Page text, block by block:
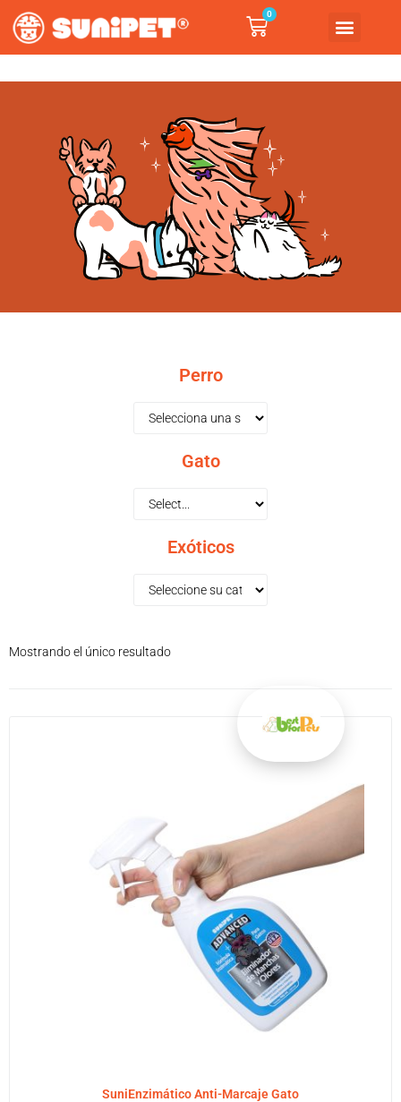
0
Perro
Gato
Exóticos
Mostrando el único resultado
SuniEnzimático Anti-Marcaje Gato